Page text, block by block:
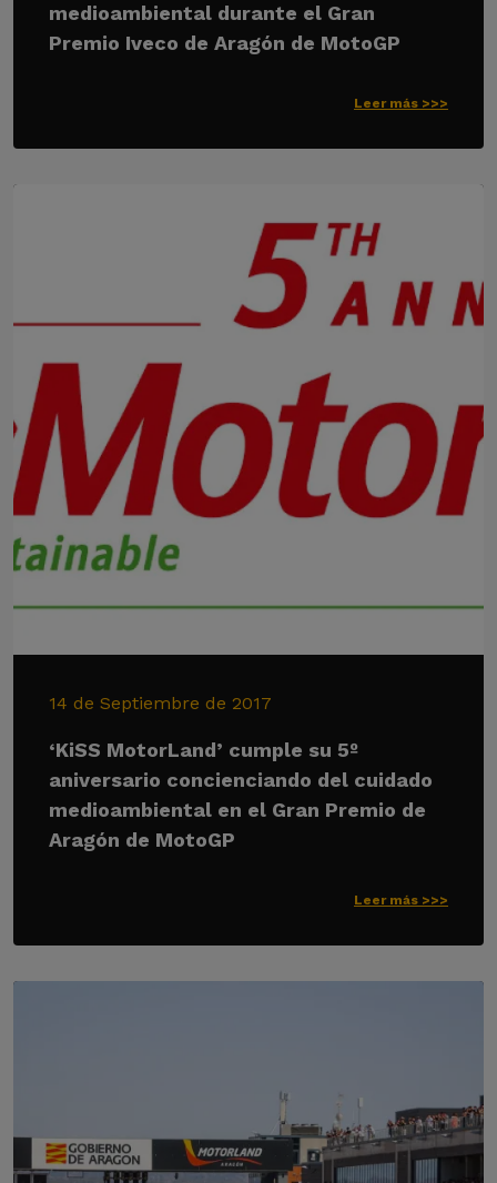
medioambiental durante el Gran
Premio Iveco de Aragón de MotoGP
Leer más >>>
14 de Septiembre de 2017
‘KiSS MotorLand’ cumple su 5º
aniversario concienciando del cuidado
medioambiental en el Gran Premio de
Aragón de MotoGP
Leer más >>>